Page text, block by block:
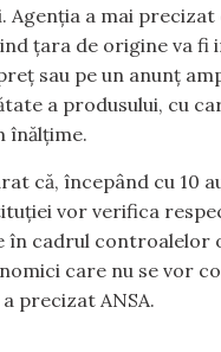
Agenția a mai precizat
țara de origine va fi
sau pe un anunț
a produsului, cu
înălțime.
că, începând cu 10
vor verifica
în cadrul controalelor
care nu se vor
precizat ANSA.